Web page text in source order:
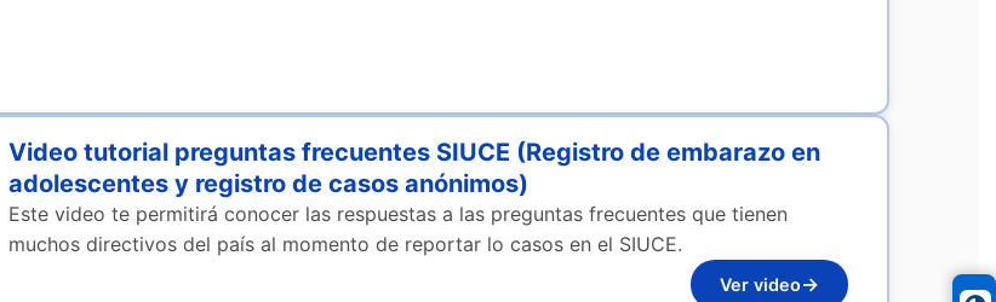
Video tutorial preguntas frecuentes SIUCE (Registro de embarazo en
adolescentes y registro de casos anónimos)
Este video te permitirá conocer las respuestas a las preguntas frecuentes que tienen
muchos directivos del país al momento de reportar lo casos en el SIUCE.
Ver video→